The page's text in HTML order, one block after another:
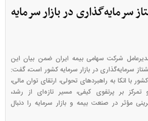
سرمایه‌گذاری در بازار سرمایه
شرکت سهامی بیمه ایران ضمن بیان این
سرمایه‌گذاری در بازار سرمایه کشور است، گفت:
با اتکا به راهبرد‌های تحولی، ارتقای توان مالی،
تمرکز بر پرتفوی کیفی، مسیر تازه‌ای از رشد،
مؤثر در صنعت بیمه و بازار سرمایه را دنبال